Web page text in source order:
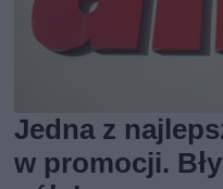
Jedna z
w promocji.